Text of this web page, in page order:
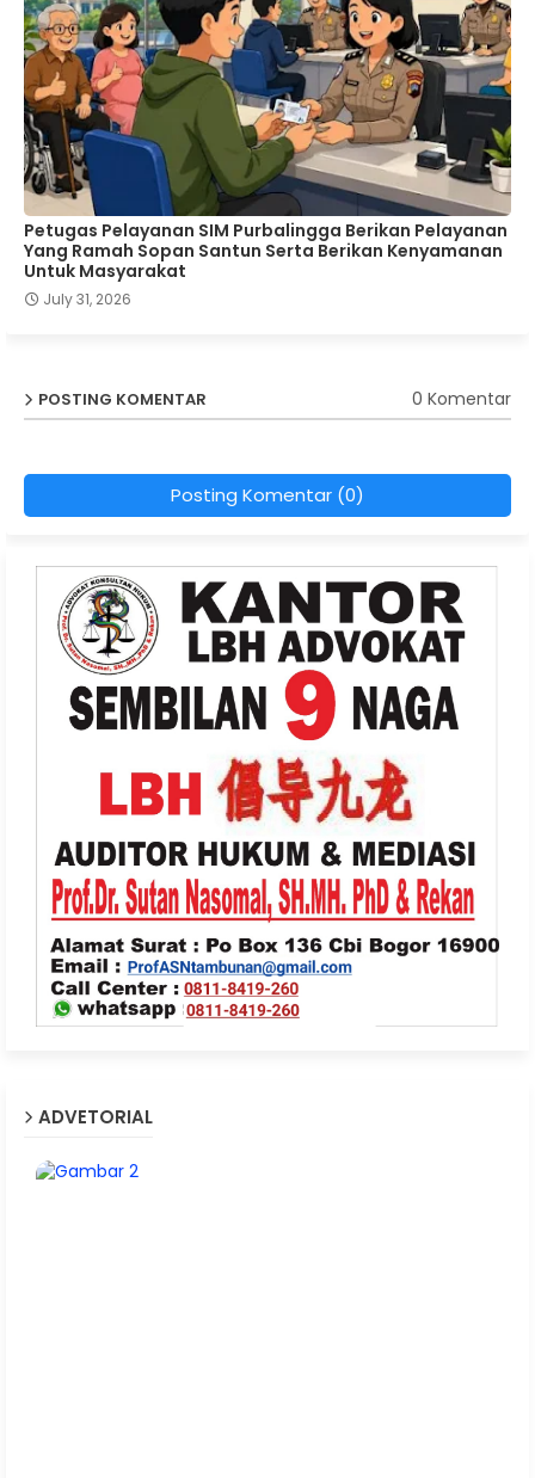
Petugas Pelayanan SIM Purbalingga Berikan Pelayanan
Yang Ramah Sopan Santun Serta Berikan Kenyamanan
Untuk Masyarakat
July 31, 2026
POSTING KOMENTAR 0 Komentar
Posting Komentar (0)
ADVETORIAL